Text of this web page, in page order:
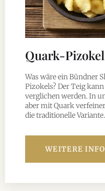
Quark-
Was wäre ein Bündner
Pizokels? Der Teig
verglichen werden. In
aber mit Quark
die traditionelle Variante.
WEITERE